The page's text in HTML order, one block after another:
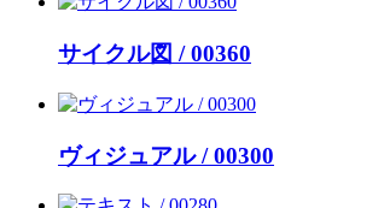
サイクル図 / 00360
ヴィジュアル / 00300